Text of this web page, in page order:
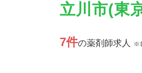
立川市(東
7件の薬剤師求人 ※